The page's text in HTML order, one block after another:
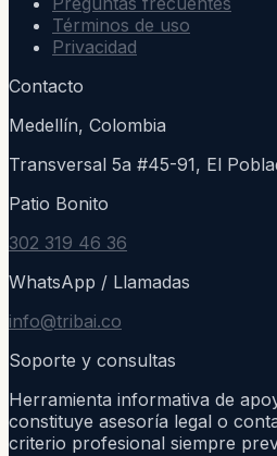
Términos de uso
Privacidad
Contacto
Medellín, Colombia
Transversal 5a #45-91, El
Patio Bonito
302 319 46 36
WhatsApp / Llamadas
info@tribai.co
Soporte y consultas
Herramienta informativa de
constituye asesoría legal o
criterio profesional siempre